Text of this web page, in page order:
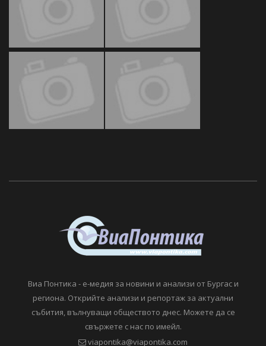
Виа Понтика - е-медия за новини и анализи от Бургас и
региона. Открийте анализи и репортаж за актуални
събития, вълнуващи обществото днес. Можете да се
свържете с нас по имейл.
viapontika@viapontika.com